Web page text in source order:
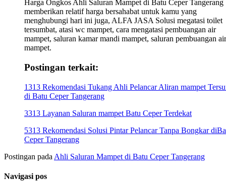
Harga Ongkos Ahli Saluran Mampet di Batu Ceper Tangerang
memberikan relatif harga bersahabat untuk kamu yang
menghubungi hari ini juga, ALFA JASA Solusi megatasi toilet
tersumbat, atasi wc mampet, cara mengatasi pembuangan air
mampet, saluran kamar mandi mampet, saluran pembuangan air
mampet.
Postingan terkait:
1313 Rekomendasi Tukang Ahli Pelancar Aliran mampet
di Batu Ceper Tangerang
3313 Layanan Saluran mampet Batu Ceper Terdekat
5313 Rekomendasi Solusi Pintar Pelancar Tanpa Bongkar
Ceper Tangerang
Postingan pada Ahli Saluran Mampet di Batu Ceper Tangerang
Navigasi pos